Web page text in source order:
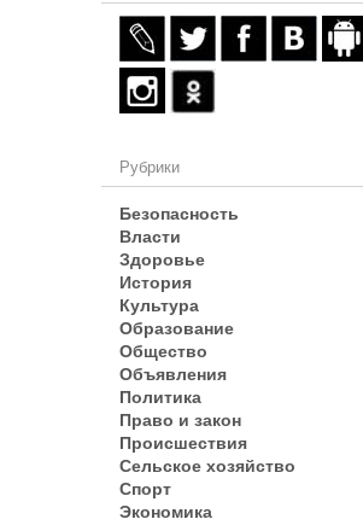
Рубрики
Безопасность
Власти
Здоровье
История
Культура
Образование
Общество
Объявления
Политика
Право и закон
Происшествия
Сельское хозяйство
Спорт
Экономика